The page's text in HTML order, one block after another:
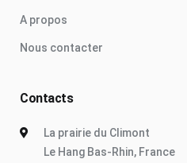
A propos
Nous contacter
Contacts
La prairie du Climont
Le Hang Bas-Rhin, France